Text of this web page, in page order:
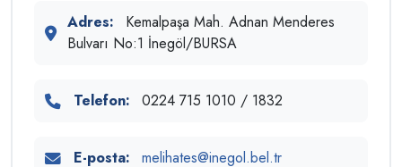
Adres:
Kemalpaşa Mah. Adnan Menderes
Bulvarı No:1 İnegöl/BURSA
Telefon: 0224 715 1010 / 1832
E-posta: melihates@inegol.bel.tr